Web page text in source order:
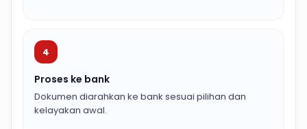
4
Proses ke bank
Dokumen diarahkan ke bank sesuai pilihan dan
kelayakan awal.